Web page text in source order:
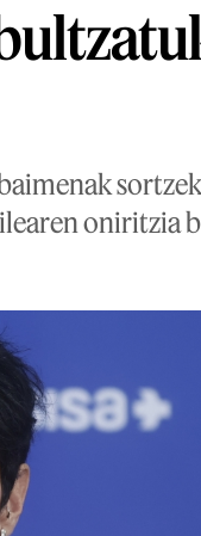
oniritzia